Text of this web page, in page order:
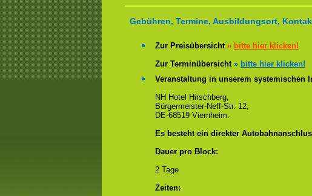
Gebühren, Termine, Ausbildungsort,
Zur Preisübersicht » bitte hier klicken!
Zur Terminübersicht » bitte hier klicken!
Veranstaltung in unserem systemischen
NH Hotel Hirschberg,
Bürgermeister-Neff-Str. 12,
DE-68519 Viernheim.
Es besteht ein direkter
Dauer pro Block:
2 Tage
Zeiten: